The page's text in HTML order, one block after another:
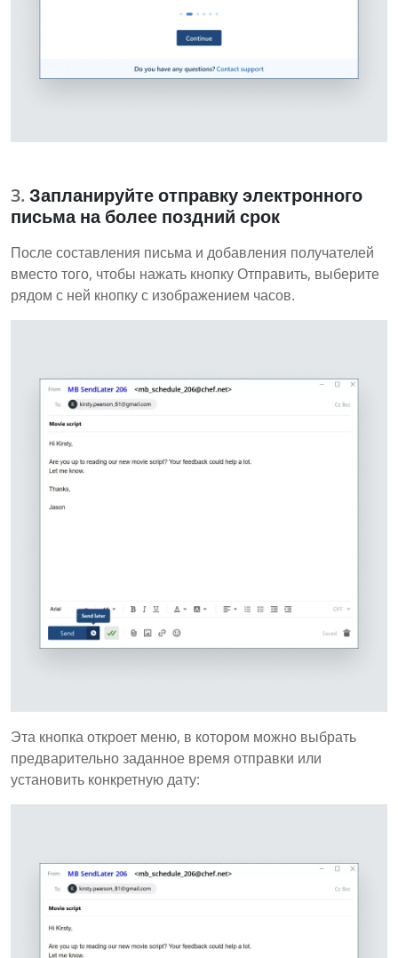
Запланируйте отправку электронного
письма на более поздний срок
После составления письма и добавления получателей
вместо того, чтобы нажать кнопку Отправить, выберите
рядом с ней кнопку с изображением часов.
Эта кнопка откроет меню, в котором можно выбрать
предварительно заданное время отправки или
установить конкретную дату: